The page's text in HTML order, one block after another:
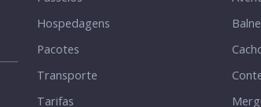
Hospedagens
Pacotes
Transporte
Tarifas